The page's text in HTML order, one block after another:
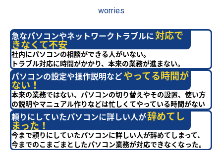
worries
急なパソコンやネットワークトラブルに対応で
きなくて不安
社内にパソコンの相談ができる人がいない。
トラブル対応に時間がかかり、本来の業務が進まない。
パソコンの設定や操作説明などやってる時間が
ない！
本来の業務ではない、パソコンの切り替えやその設置、使い方
の説明やマニュアル作りなどは忙しくてやっている時間がない
頼りにしていたパソコンに詳しい人が辞めてし
まった！
今まで頼りにしていたパソコンに詳しい人が辞めてしまって、
今までのこまごまとしたパソコン業務が対応できなくなった。